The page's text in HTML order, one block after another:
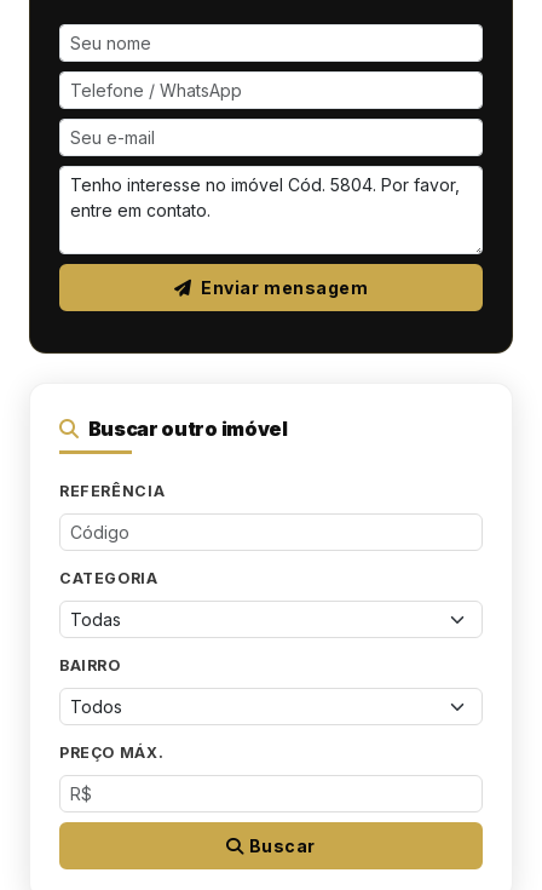
Enviar mensagem
Buscar outro imóvel
REFERÊNCIA
CATEGORIA
BAIRRO
PREÇO MÁX.
Buscar